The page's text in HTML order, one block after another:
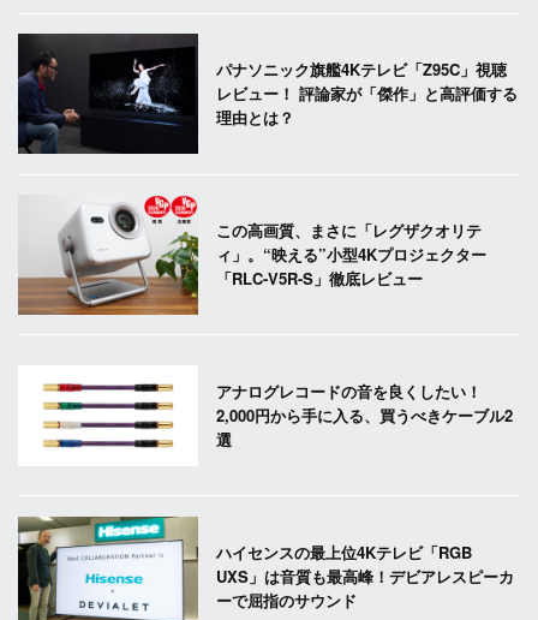
パナソニック旗艦4Kテレビ「Z95C」視聴
レビュー！ 評論家が「傑作」と高評価する
理由とは？
この高画質、まさに「レグザクオリテ
ィ」。“映える”小型4Kプロジェクター
「RLC-V5R-S」徹底レビュー
アナログレコードの音を良くしたい！
2,000円から手に入る、買うべきケーブル2
選
ハイセンスの最上位4Kテレビ「RGB
UXS」は音質も最高峰！デビアレスピーカ
ーで屈指のサウンド